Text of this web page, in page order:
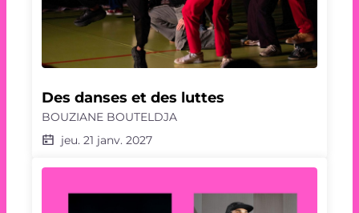
Des danses et des luttes
BOUZIANE BOUTELDJA
jeu. 21 janv. 2027